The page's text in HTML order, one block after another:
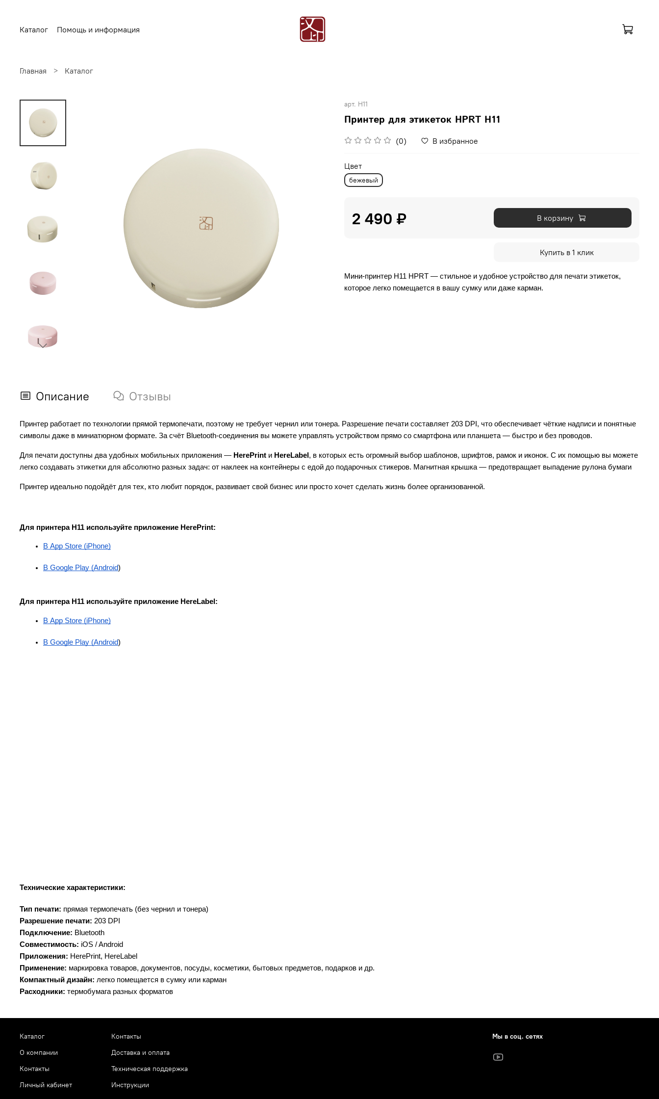
Каталог Помощь и информация
Главная Каталог
арт. H11
Принтер для этикеток HPRT H11
(0) В избранное
Цвет
бежевый
2 490 ₽ В корзину
Купить в 1 клик
Мини-принтер Н11 HPRT — стильное и удобное устройство для печати этикеток,
которое легко помещается в вашу сумку или даже карман.
Описание Отзывы
Принтер работает по технологии прямой термопечати, поэтому не требует чернил или тонера. Разрешение печати составляет 203 DPI, что обеспечивает чёткие надписи и понятные
символы даже в миниатюрном формате. За счёт Bluetooth-соединения вы можете управлять устройством прямо со смартфона или планшета — быстро и без проводов.
Для печати доступны два удобных мобильных приложения — HerePrint и HereLabel , в которых есть огромный выбор шаблонов, шрифтов, рамок и иконок. С их помощью вы можете
легко создавать этикетки для абсолютно разных задач: от наклеек на контейнеры с едой до подарочных стикеров. Магнитная крышка — предотвращает выпадение рулона бумаги
Принтер идеально подойдёт для тех, кто любит порядок, развивает свой бизнес или просто хочет сделать жизнь более организованной.
Для принтера Н11 используйте приложение HerePrint:
В App Store (iPhone)
В Google Play (Android)
Для принтера Н11 используйте приложение HereLabel:
В App Store (iPhone)
В Google Play (Android)
Технические характеристики:
Тип печати: прямая термопечать (без чернил и тонера)
Разрешение печати: 203 DPI
Подключение: Bluetooth
Совместимость: iOS / Android
Приложения: HerePrint, HereLabel
Применение: маркировка товаров, документов, посуды, косметики, бытовых предметов, подарков и др.
Компактный дизайн: легко помещается в сумку или карман
Расходники: термобумага разных форматов
Каталог
О компании
Контакты
Личный кабинет
Контакты
Доставка и оплата
Техническая поддержка
Инструкции
Мы в соц. сетях